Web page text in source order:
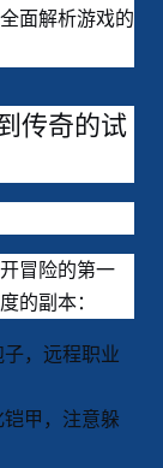
面解析游戏的
传奇的试
冒险的第一
的副本：
，远程职业
甲，注意躲